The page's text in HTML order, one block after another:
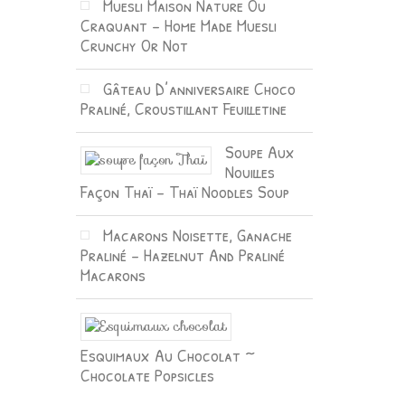
Craquant – Home Made Muesli
Crunchy Or Not
Gâteau D’anniversaire Choco
Praliné, Croustillant Feuilletine
Soupe Aux
Nouilles
Façon Thaï – Thaï Noodles Soup
Macarons Noisette, Ganache
Praliné – Hazelnut And Praliné
Macarons
Esquimaux Au Chocolat ~
Chocolate Popsicles